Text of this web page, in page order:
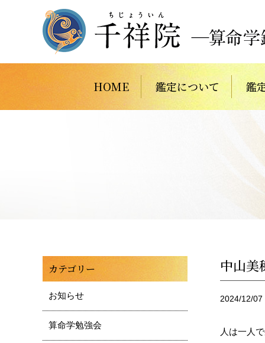
HOME 鑑定について 鑑
中山
2024/12/07
人は一人
カテゴリー
お知らせ
算命学勉強会